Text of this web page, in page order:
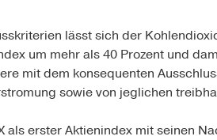
lässt sich der
um mehr als 40 Prozent und
mit dem konsequenten
sowie von jeglichen
als erster Aktienindex mit seinen